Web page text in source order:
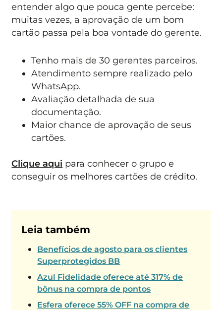
entender algo que pouca gente percebe:
muitas vezes, a aprovação de um bom
cartão passa pela boa vontade do gerente.
Tenho mais de 30 gerentes parceiros.
Atendimento sempre realizado pelo
WhatsApp.
Avaliação detalhada de sua
documentação.
Maior chance de aprovação de seus
cartões.
Clique aqui para conhecer o grupo e
conseguir os melhores cartões de crédito.
Leia também
Benefícios de agosto para os clientes
Superprotegidos BB
Azul Fidelidade oferece até 317% de
bônus na compra de pontos
Esfera oferece 55% OFF na compra de